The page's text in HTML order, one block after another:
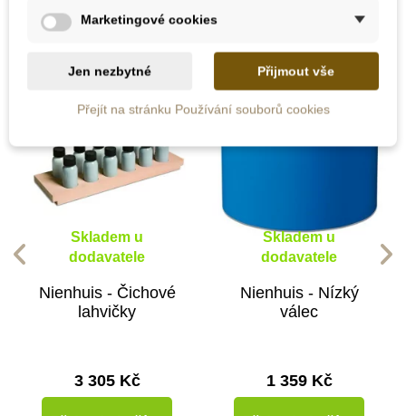
kategorii:
Skladem u
dodavatele
Nienhuis - Čichové
lahvičky
3 305 Kč
Skladem u
dodavatele
Nienhuis - Nízký
válec
1 359 Kč
Marketingové cookies
Jen nezbytné Přijmout vše
Přejít na stránku Používání souborů cookies